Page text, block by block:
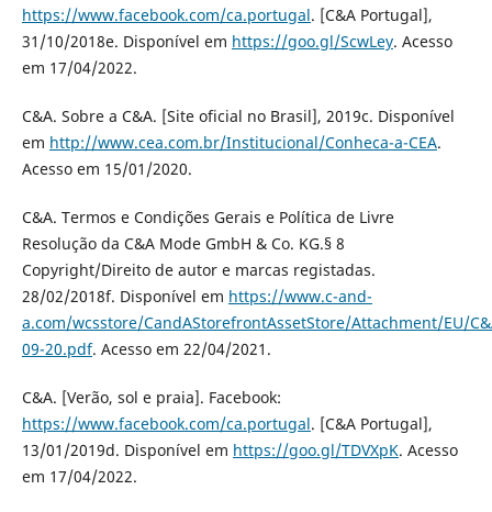
https://www.facebook.com/ca.portugal. [C&A Portugal],
31/10/2018e. Disponível em https://goo.gl/ScwLey. Acesso
em 17/04/2022.
C&A. Sobre a C&A. [Site oficial no Brasil], 2019c. Disponível
em http://www.cea.com.br/Institucional/Conheca-a-CEA.
Acesso em 15/01/2020.
C&A. Termos e Condições Gerais e Política de Livre
Resolução da C&A Mode GmbH & Co. KG.§ 8
Copyright/Direito de autor e marcas registadas.
28/02/2018f. Disponível em https://www.c-and-
a.com/wcsstore/CandAStorefrontAssetStore/Attachment/EU/
09-20.pdf. Acesso em 22/04/2021.
C&A. [Verão, sol e praia]. Facebook:
https://www.facebook.com/ca.portugal. [C&A Portugal],
13/01/2019d. Disponível em https://goo.gl/TDVXpK. Acesso
em 17/04/2022.